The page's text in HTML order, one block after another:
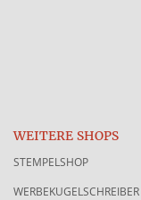
WEITERE SHOPS
STEMPELSHOP
WERBEKUGELSCHREIBER